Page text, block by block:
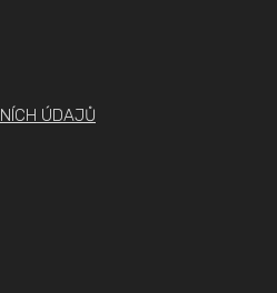
ÚDAJŮ